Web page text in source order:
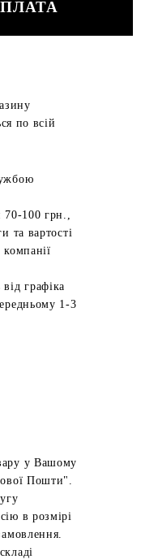
по всій
70-100 грн.,
та вартості
графіка
1-3
у Вашому
Пошти".
в розмірі